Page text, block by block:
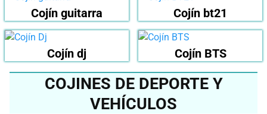
Cojín guitarra Cojín bt21
Cojín dj Cojín BTS
COJINES DE DEPORTE Y
VEHÍCULOS